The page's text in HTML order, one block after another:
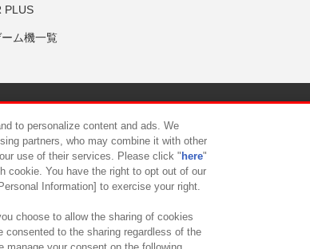
PLUS
ム機一覧
いて カスタマーハラスメント対応方針
to personalize content and ads. We
partners, who may combine it with other
use of their services. Please click " here"
cookie. You have the right to opt out of our
Information] to exercise your right.
choose to allow the sharing of cookies
consented to the sharing regardless of the